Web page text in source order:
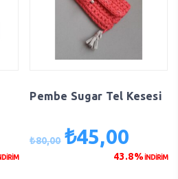
Pembe Sugar Tel Kesesi
₺80,00 Orijinal
₺45,00Şu
andaki
43.8%İNDİRİM